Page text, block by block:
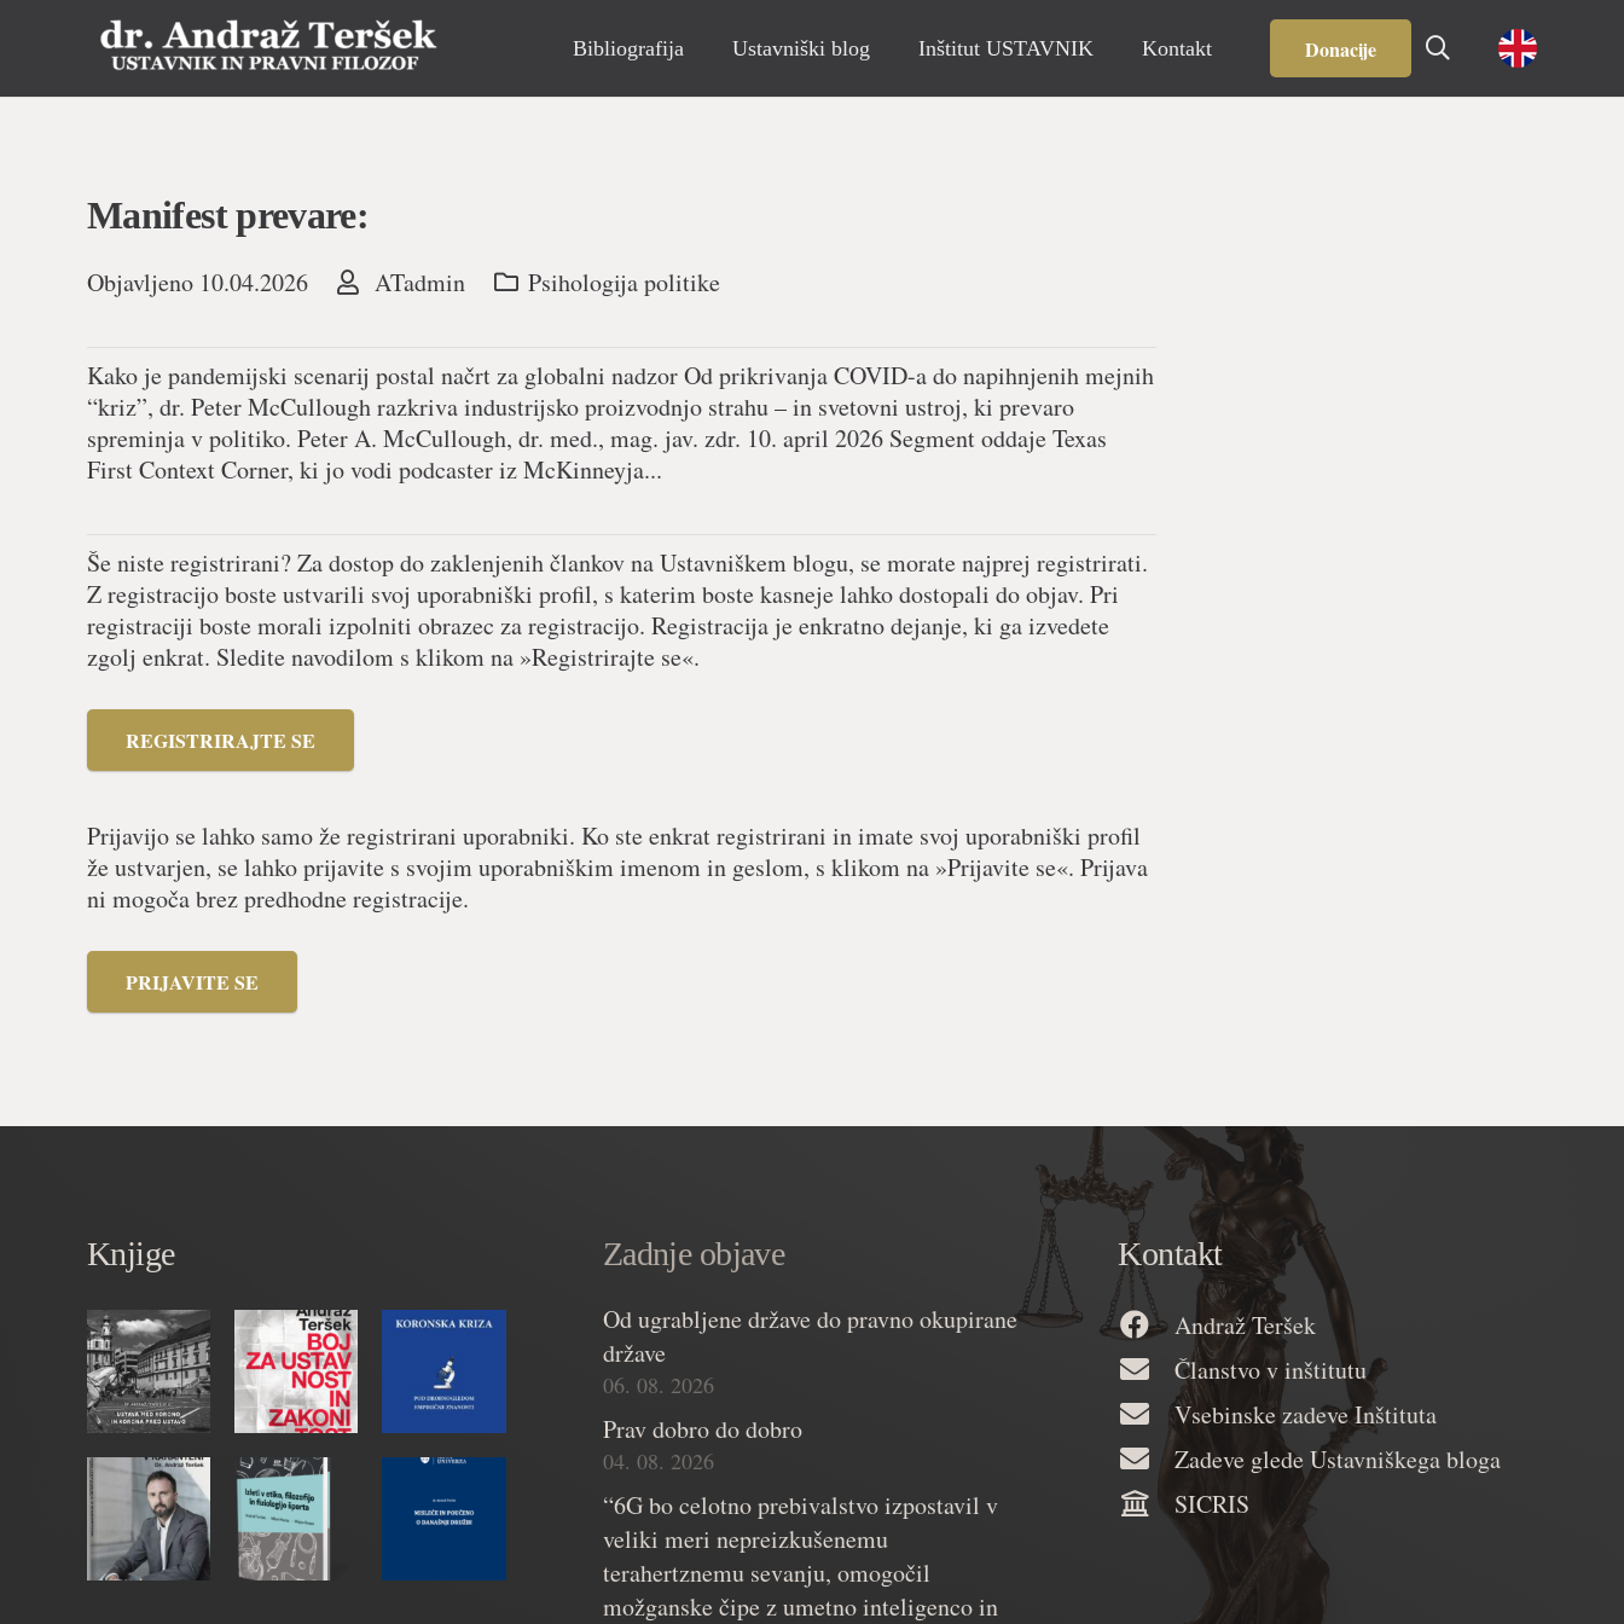
Bibliografija Ustavniški blog Inštitut USTAVNIK Kontakt Donacije
Manifest prevare:
Objavljeno 10.04.2026 ATadmin Psihologija politike
Kako je pandemijski scenarij postal načrt za globalni nadzor Od prikrivanja COVID-a do napihnjenih mejnih
“kriz”, dr. Peter McCullough razkriva industrijsko proizvodnjo strahu – in svetovni ustroj, ki prevaro
spreminja v politiko. Peter A. McCullough, dr. med., mag. jav. zdr. 10. april 2026 Segment oddaje Texas
First Context Corner, ki jo vodi podcaster iz McKinneyja...
Še niste registrirani? Za dostop do zaklenjenih člankov na Ustavniškem blogu, se morate najprej registrirati.
Z registracijo boste ustvarili svoj uporabniški profil, s katerim boste kasneje lahko dostopali do objav. Pri
registraciji boste morali izpolniti obrazec za registracijo. Registracija je enkratno dejanje, ki ga izvedete
zgolj enkrat. Sledite navodilom s klikom na »Registrirajte se«.
REGISTRIRAJTE SE
Prijavijo se lahko samo že registrirani uporabniki. Ko ste enkrat registrirani in imate svoj uporabniški profil
že ustvarjen, se lahko prijavite s svojim uporabniškim imenom in geslom, s klikom na »Prijavite se«. Prijava
ni mogoča brez predhodne registracije.
PRIJAVITE SE
Knjige Zadnje objave
Od ugrabljene države do pravno okupirane
države
06. 08. 2026
Prav dobro do dobro
04. 08. 2026
“6G bo celotno prebivalstvo izpostavil v
veliki meri nepreizkušenemu
terahertznemu sevanju, omogočil
možganske čipe z umetno inteligenco in
Kontakt
Andraž Teršek
Članstvo v inštitutu
Vsebinske zadeve Inštituta
Zadeve glede Ustavniškega bloga
SICRIS